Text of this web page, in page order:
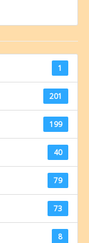
1
201
199
40
79
73
8